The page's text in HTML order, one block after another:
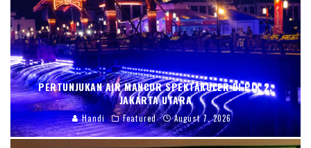
PERTUNJUKAN AIR MANCUR SPEKTAKULER DI PIK 2,
JAKARTA UTARA
Handi Featured August 7, 2026